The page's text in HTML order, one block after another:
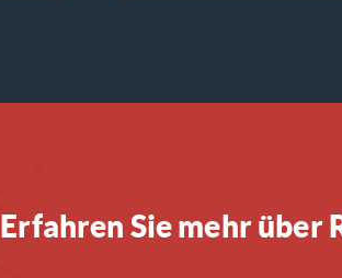
Erfahren Sie mehr über